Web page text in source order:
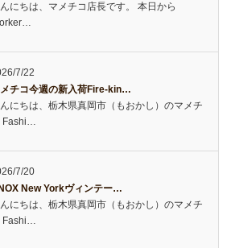
にちは、マメチコ店長です。 本日から
7/22
チコ今週の新入荷Fire-kin…
にちは、栃木県真岡市（もおかし）のマメチ
Fashi…
7/20
New Yorkヴィンテー…
にちは、栃木県真岡市（もおかし）のマメチ
Fashi…